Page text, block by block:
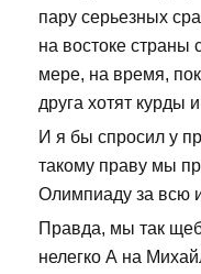
пару серьезных
на востоке страны
мере, на время,
друга хотят курды
И я бы спросил у
такому праву мы
Олимпиаду за всю
Правда, мы так
нелегко А на